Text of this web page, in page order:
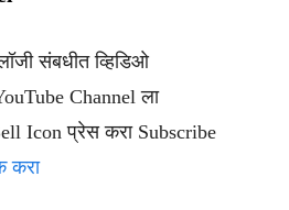
संबधीत व्हिडिओ
Channel ला
Icon प्रेस करा Subscribe
करा